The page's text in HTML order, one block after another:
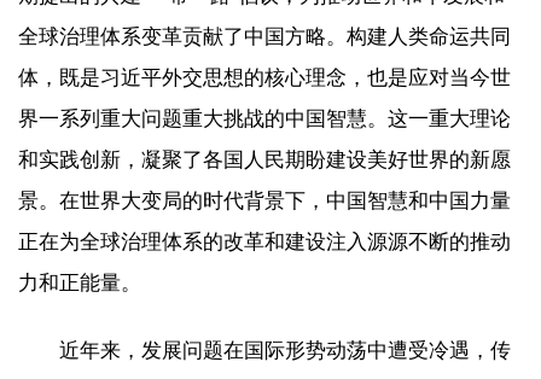
全球治理体系变革贡献了中国方略。构建人类命运共同
体，既是习近平外交思想的核心理念，也是应对当今世
界一系列重大问题重大挑战的中国智慧。这一重大理论
和实践创新，凝聚了各国人民期盼建设美好世界的新愿
景。在世界大变局的时代背景下，中国智慧和中国力量
正在为全球治理体系的改革和建设注入源源不断的推动
力和正能量。
近年来，发展问题在国际形势动荡中遭受冷遇，传